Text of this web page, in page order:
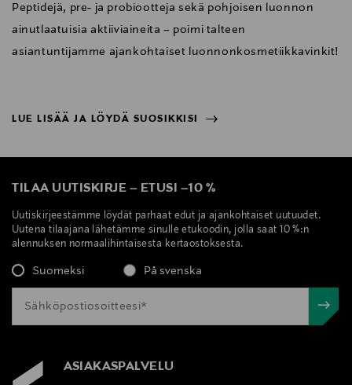
Peptidejä, pre- ja probiootteja sekä pohjoisen luonnon
ainutlaatuisia aktiiviaineita – poimi talteen
asiantuntijamme ajankohtaiset luonnonkosmetiikkavinkit!
LUE LISÄÄ JA LÖYDÄ SUOSIKKISI
TILAA UUTISKIRJE – ETUSI –10 %
Uutiskirjeestämme löydät parhaat edut ja ajankohtaiset uutuudet.
Uutena tilaajana lähetämme sinulle etukoodin, jolla saat 10 %:n
alennuksen normaalihintaisesta kertaostoksesta.
Suomeksi På svenska
ASIAKASPALVELU